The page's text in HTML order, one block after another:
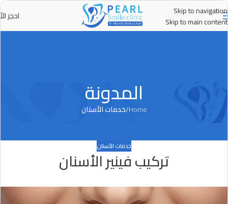
Skip to navigation
Skip to main content
MENU احجز
المدونة
Home
/خدمات الأسنان
خدمات الأسنان
تركيب فينير الأسنان